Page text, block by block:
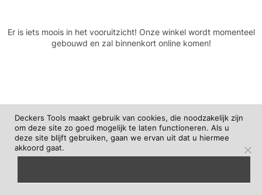
Er is iets moois in het vooruitzicht! Onze winkel wordt momenteel
gebouwd en zal binnenkort online komen!
Deckers Tools maakt gebruik van cookies, die noodzakelijk zijn
om deze site zo goed mogelijk te laten functioneren. Als u
deze site blijft gebruiken, gaan we ervan uit dat u hiermee
akkoord gaat.